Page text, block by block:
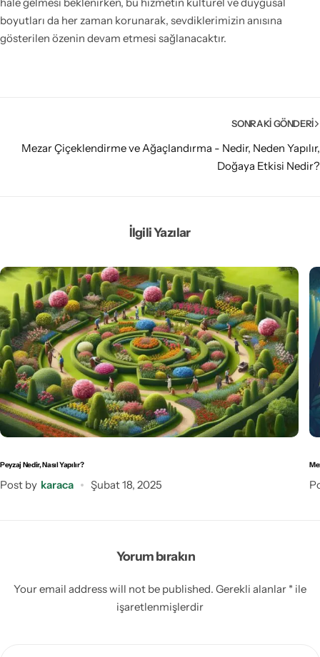
hale gelmesi beklenirken, bu hizmetin kültürel ve duygusal
boyutları da her zaman korunarak, sevdiklerimizin anısına
gösterilen özenin devam etmesi sağlanacaktır.
SONRAKI GÖNDERI
Mezar Çiçeklendirme ve Ağaçlandırma - Nedir, Neden Yapılır,
Doğaya Etkisi Nedir?
İlgili Yazılar
Peyzaj Nedir, Nasıl Yapılır?
Post by karaca Şubat 18, 2025
Yorum bırakın
Your email address will not be published. Gerekli alanlar * ile
işaretlenmişlerdir